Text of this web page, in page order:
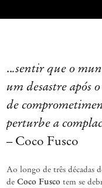
...sentir que o
um desastre após
de
perturbe a
–Coco Fusco
Ao longo de três décadas
de Coco Fusco tem se